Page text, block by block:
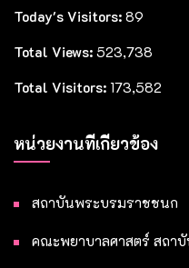
Today's Visitors: 89
Total Views: 523,738
Total Visitors: 173,582
หน่วยงานที่เกี่ยวข้อง
สถาบันพระบรมราชชนก
คณะพยาบาลศาสตร์ สถา